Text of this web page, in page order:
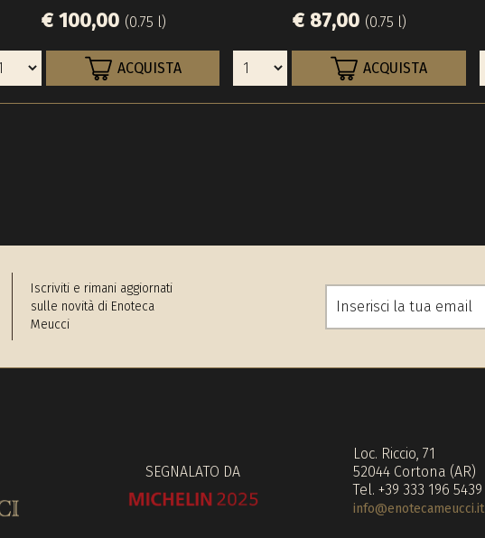
€ 100,00 (0.75 l)
ACQUISTA
€ 87,00 (0.75 l)
ACQUISTA
Iscriviti e rimani aggiornati
sulle novità di Enoteca
Meucci
SEGNALATO DA
Loc. Riccio, 71
52044 Cortona (AR)
Tel. +39 333 196 5439
info@enotecameucci.it